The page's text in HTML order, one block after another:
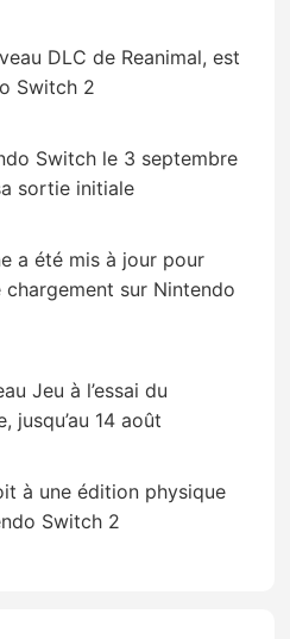
DLC de Reanimal, est
Switch 2
Switch le 3 septembre
sortie initiale
a été mis à jour pour
sur Nintendo
Jeu à l’essai du
jusqu’au 14 août
à une édition physique
Switch 2